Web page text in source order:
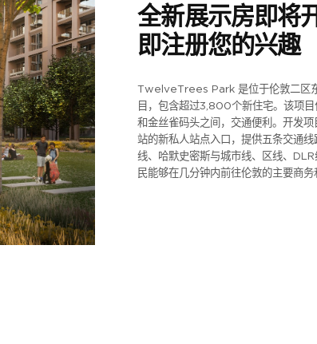
全新展示房即将
即注册您的兴趣
TwelveTrees Park 是位于伦敦二区
目，包含超过3,800个新住宅。该项
和金丝雀码头之间，交通便利。开发
站的新私人站点入口，提供五条交通线
线、哈默史密斯与城市线、区线、
民能够在几分钟内前往伦敦的主要商务